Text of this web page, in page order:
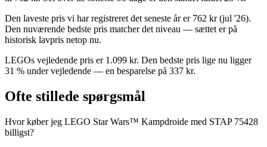
Den laveste pris vi har registreret det seneste år er 762 kr (jul '26).
Den nuværende bedste pris matcher det niveau — sættet er på
historisk lavpris netop nu.
LEGOs vejledende pris er 1.099 kr. Den bedste pris lige nu ligger
31 % under vejledende — en besparelse på 337 kr.
Ofte stillede spørgsmål
Hvor køber jeg LEGO Star Wars™ Kampdroide med STAP 75428
billigst?